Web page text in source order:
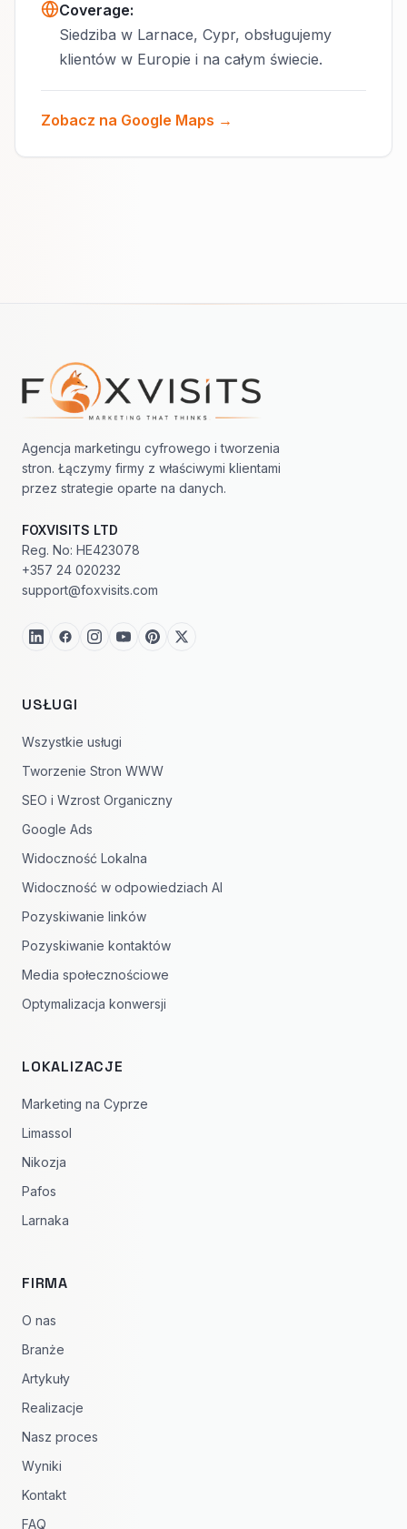
Coverage:
Siedziba w Larnace, Cypr, obsługujemy
klientów w Europie i na całym świecie.
Zobacz na Google Maps →
Nawigacja w stopce
Agencja marketingu cyfrowego i tworzenia
stron. Łączymy firmy z właściwymi klientami
przez strategie oparte na danych.
FOXVISITS LTD
Reg. No: HE423078
+357 24 020232
support@foxvisits.com
USŁUGI
Wszystkie usługi
Tworzenie Stron WWW
SEO i Wzrost Organiczny
Google Ads
Widoczność Lokalna
Widoczność w odpowiedziach AI
Pozyskiwanie linków
Pozyskiwanie kontaktów
Media społecznościowe
Optymalizacja konwersji
LOKALIZACJE
Marketing na Cyprze
Limassol
Nikozja
Pafos
Larnaka
FIRMA
O nas
Branże
Artykuły
Realizacje
Nasz proces
Wyniki
Kontakt
FAQ